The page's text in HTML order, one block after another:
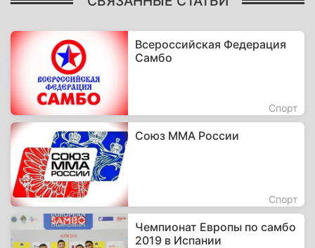
Всероссийская Федерация
Самбо
Спорт
Союз ММА России
Спорт
Чемпионат Европы по самбо
2019 в Испании